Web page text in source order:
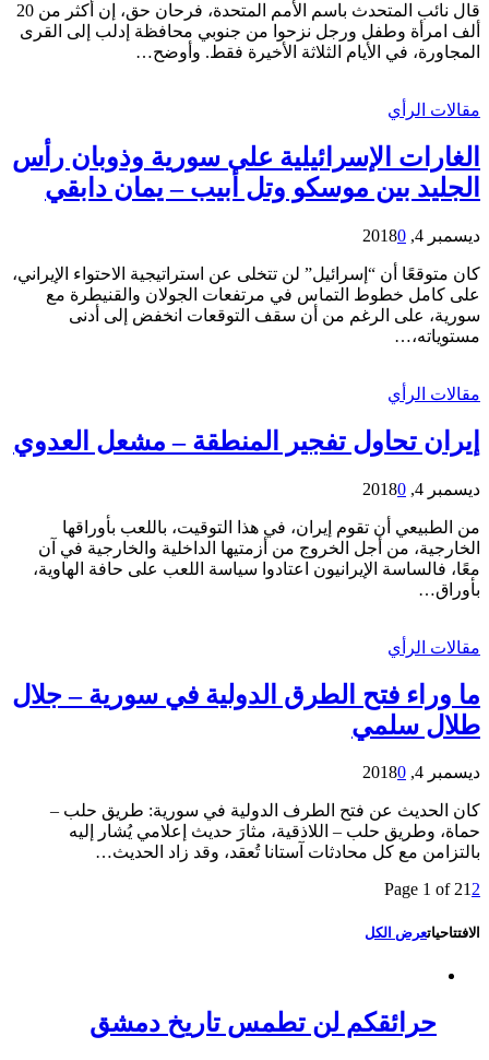
قال نائب المتحدث باسم الأمم المتحدة، فرحان حق، إن أكثر من 20
ألف امرأة وطفل ورجل نزحوا من جنوبي محافظة إدلب إلى القرى
المجاورة، في الأيام الثلاثة الأخيرة فقط. وأوضح…
مقالات الرأي
الغارات الإسرائيلية على سورية وذوبان رأس
الجليد بين موسكو وتل أبيب – يمان دابقي
ديسمبر 4, 2018 0
كان متوقعًا أن “إسرائيل” لن تتخلى عن استراتيجية الاحتواء الإيراني،
على كامل خطوط التماس في مرتفعات الجولان والقنيطرة مع
سورية، على الرغم من أن سقف التوقعات انخفض إلى أدنى
مستوياته،…
مقالات الرأي
إيران تحاول تفجير المنطقة – مشعل العدوي
ديسمبر 4, 2018 0
من الطبيعي أن تقوم إيران، في هذا التوقيت، باللعب بأوراقها
الخارجية، من أجل الخروج من أزمتيها الداخلية والخارجية في آن
معًا، فالساسة الإيرانيون اعتادوا سياسة اللعب على حافة الهاوية،
بأوراق…
مقالات الرأي
ما وراء فتح الطرق الدولية في سورية – جلال
طلال سلمي
ديسمبر 4, 2018 0
كان الحديث عن فتح الطرف الدولية في سورية: طريق حلب –
حماة، وطريق حلب – اللاذقية، مثارَ حديث إعلامي يُشار إليه
بالتزامن مع كل محادثات آستانا تُعقد، وقد زاد الحديث…
Page 1 of 212
الافتتاحياتعرض الكل
حرائقكم لن تطمس تاريخ دمشق